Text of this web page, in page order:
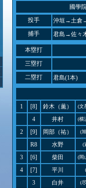
國學
投手
沖垣→土倉
捕手
君島→佐々
本塁打
三塁打
二塁打
君島(1本)
1 [8] 鈴木（薫） (文
4 井村 (横
2 [9] 岡部（祐） (
R8 水野 (
3 [6] 柴田 (岡
4 [7] 平川
3 白井 (